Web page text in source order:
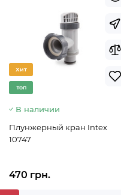
Хит
Топ
В наличии
Плунжерный кран Intex
10747
470 грн.